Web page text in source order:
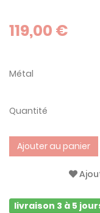
119,00 €
Métal
Quantité
Ajouter au panier
livraison 3 à 5